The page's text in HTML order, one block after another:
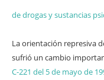
de drogas y sustancias
La orientación represiva
sufrió un cambio
C-221 del 5 de mayo de